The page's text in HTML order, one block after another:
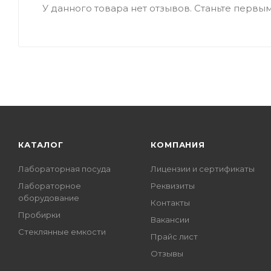
У данного товара нет отзывов. Станьте
КАТАЛОГ
Лабораторная посуда
Лабораторное
оборудование
Пробирки
Стеклянные емкости
КОМПАНИЯ
Лицензии и сертификаты
Реквизиты
Контакты
Вакансии
Прайс лист
Отзывы